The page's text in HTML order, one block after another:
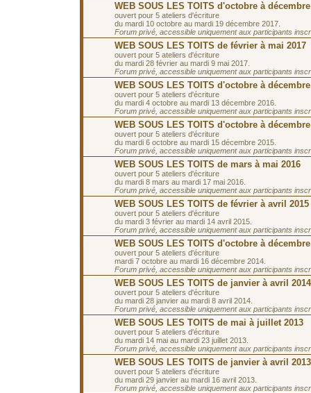
WEB SOUS LES TOITS d'octobre à décembre
ouvert pour 5 ateliers d'écriture
du mardi 10 octobre au mardi 19 décembre 2017.
Forum privé, accessible uniquement aux participants
WEB SOUS LES TOITS de février à mai 2017
ouvert pour 5 ateliers d'écriture
du mardi 28 février au mardi 9 mai 2017.
Forum privé, accessible uniquement aux participants
WEB SOUS LES TOITS d'octobre à décembre
ouvert pour 5 ateliers d'écriture
du mardi 4 octobre au mardi 13 décembre 2016.
Forum privé, accessible uniquement aux participants
WEB SOUS LES TOITS d'octobre à décembre
ouvert pour 5 ateliers d'écriture
du mardi 6 octobre au mardi 15 décembre 2015.
Forum privé, accessible uniquement aux participants
WEB SOUS LES TOITS de mars à mai 2016
ouvert pour 5 ateliers d'écriture
du mardi 8 mars au mardi 17 mai 2016.
Forum privé, accessible uniquement aux participants
WEB SOUS LES TOITS de février à avril 2015
ouvert pour 5 ateliers d'écriture
du mardi 3 février au mardi 14 avril 2015.
Forum privé, accessible uniquement aux participants
WEB SOUS LES TOITS d'octobre à décembre
ouvert pour 5 ateliers d'écriture
mardi 7 octobre au mardi 16 décembre 2014.
Forum privé, accessible uniquement aux participants
WEB SOUS LES TOITS de janvier à avril 2014
ouvert pour 5 ateliers d'écriture
du mardi 28 janvier au mardi 8 avril 2014.
Forum privé, accessible uniquement aux participants
WEB SOUS LES TOITS de mai à juillet 2013
ouvert pour 5 ateliers d'écriture
du mardi 14 mai au mardi 23 juillet 2013.
Forum privé, accessible uniquement aux participants
WEB SOUS LES TOITS de janvier à avril 2013
ouvert pour 5 ateliers d'écriture
du mardi 29 janvier au mardi 16 avril 2013.
Forum privé, accessible uniquement aux participants